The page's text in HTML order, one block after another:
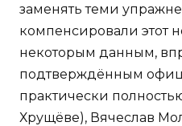
заменять теми
компенсировали этот
некоторым данным,
подтверждённым
практически
Хрущёве), Вячеслав